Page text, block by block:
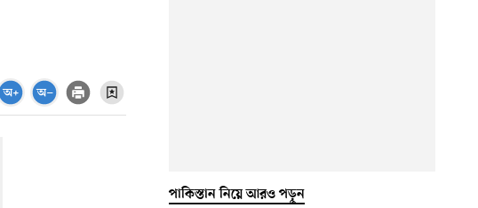
পাকিস্তান নিয়ে আরও পড়ুন